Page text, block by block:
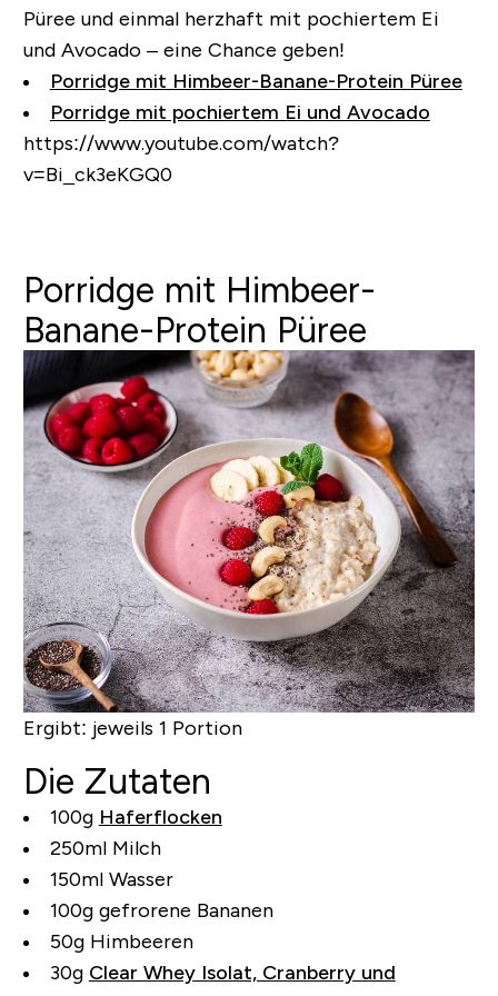
Püree und einmalherzhaft mit pochiertem Ei
und Avocado – eine Chance geben!
Porridge mit Himbeer-Banane-Protein Püree
Porridge mit pochiertem Ei und Avocado
https://www.youtube.com/watch?
v=Bi_ck3eKGQ0
Porridge mit Himbeer-
Banane-Protein Püree
Ergibt: jeweils 1 Portion
Die Zutaten
100g Haferflocken
250ml Milch
150ml Wasser
100g gefrorene Bananen
50g Himbeeren
30g Clear Whey Isolat, Cranberry und